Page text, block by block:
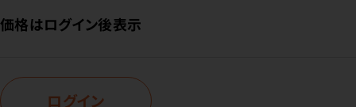
価格はログイン後表示
ログイン